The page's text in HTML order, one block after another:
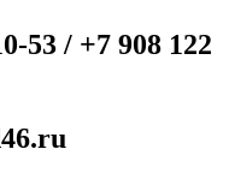
53 / +7 908 122